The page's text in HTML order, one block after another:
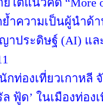
ำความเป็นผู้นำด้
ประดิษฐ์ (AI) และ
ท่องเที่ยวเกาหลี
ฟู้ด’ ในเมืองท่อง